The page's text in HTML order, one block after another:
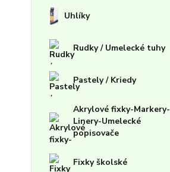
Uhlíky
Rudky / Umelecké tuhy
Pastely / Kriedy
Akrylové fixky-Markery-
Linery-Umelecké
popisovače
Fixky školské